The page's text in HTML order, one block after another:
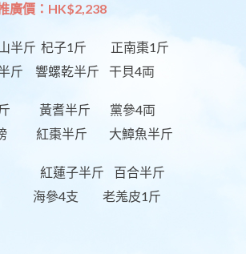
廣價：HK$2,238
山半斤 杞子1斤 正南棗1斤
斤 響螺乾半斤 干貝4両
斤 黃耆半斤 黨參4両
磅 紅棗半斤 大鱆魚半斤
紅蓮子半斤 百合半斤
海參4支 老羗皮1斤